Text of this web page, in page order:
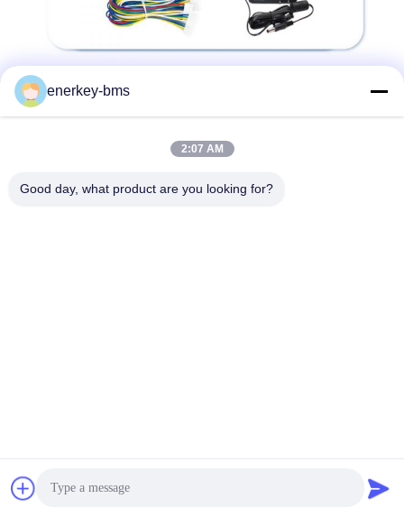
ใช้คู่มือ
สัญลักษณ์สายไฟ
การใช้พลังงานจากแบตเตอรี่หรือเครื่องปรับพลังงาน DC วิธี
การเชื่อมไฟของมันเหมือนกัน มีเพียงสองความแตกต่างต่อไป
1 การสนับสนุนไฟฟ้าจากแบตเตอรี่ 4S-24S ความแม่นยําใน
enerkey-bms
2:07 AM
Good day, what product are you looking for?